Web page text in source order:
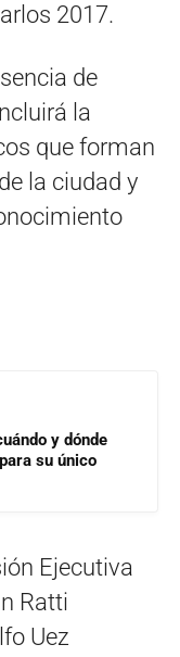
2017.
de
la
que forman
la ciudad y
y dónde
su único
Ejecutiva
Ratti
Uez